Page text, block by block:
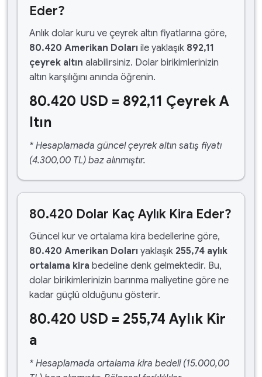
Eder?
Anlık dolar kuru ve çeyrek altın fiyatlarına göre,
80.420 Amerikan Doları ile yaklaşık 892,11
çeyrek altın alabilirsiniz. Dolar birikimlerinizin
altın karşılığını anında öğrenin.
80.420 USD = 892,11 Çeyrek A
ltın
* Hesaplamada güncel çeyrek altın satış fiyatı
(4.300,00 TL) baz alınmıştır.
80.420 Dolar Kaç Aylık Kira Eder?
Güncel kur ve ortalama kira bedellerine göre,
80.420 Amerikan Doları yaklaşık 255,74 aylık
ortalama kira bedeline denk gelmektedir. Bu,
dolar birikimlerinizin barınma maliyetine göre ne
kadar güçlü olduğunu gösterir.
80.420 USD = 255,74 Aylık Kir
a
* Hesaplamada ortalama kira bedeli (15.000,00